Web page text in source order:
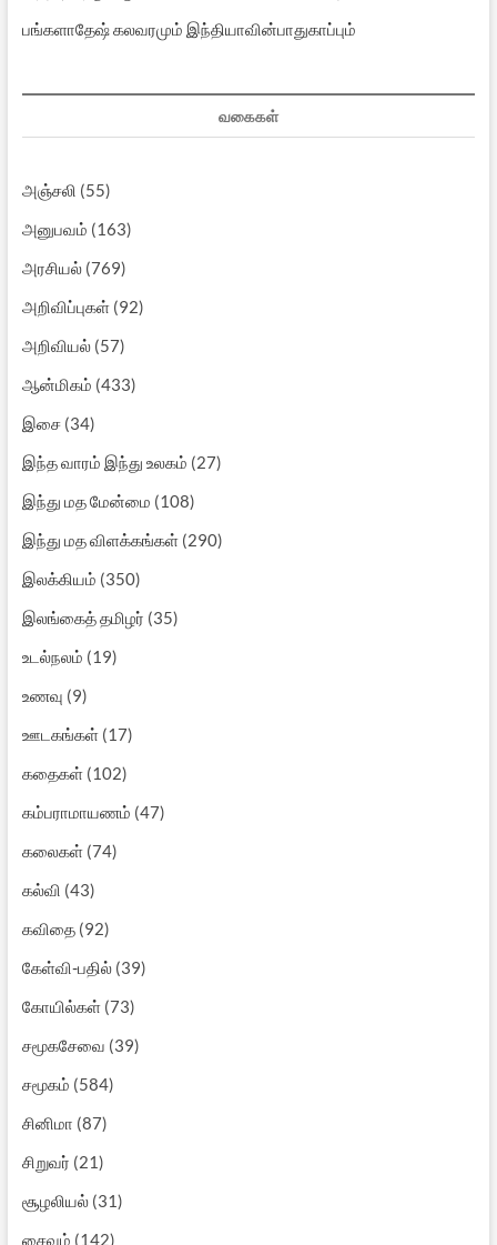
பங்களாதேஷ் கலவரமும் இந்தியாவின்பாதுகாப்பும்
வகைகள்
அஞ்சலி (55)
அனுபவம் (163)
அரசியல்(769)
அறிவிப்புகள்(92)
அறிவியல்(57)
ஆன்மிகம் (433)
இசை(34)
இந்த வாரம் இந்து உலகம் (27)
இந்து மத மேன்மை (108)
இந்து மத விளக்கங்கள்(290)
இலக்கியம் (350)
இலங்கைத் தமிழர் (35)
உடல்நலம் (19)
உணவு (9)
ஊடகங்கள்(17)
கதைகள்(102)
கம்பராமாயணம் (47)
கலைகள்(74)
கல்வி (43)
கவிதை(92)
கேள்வி-பதில்(39)
கோயில்கள்(73)
சமூகசேவை (39)
சமூகம் (584)
சினிமா (87)
சிறுவர் (21)
சூழலியல்(31)
சைவம் (142)